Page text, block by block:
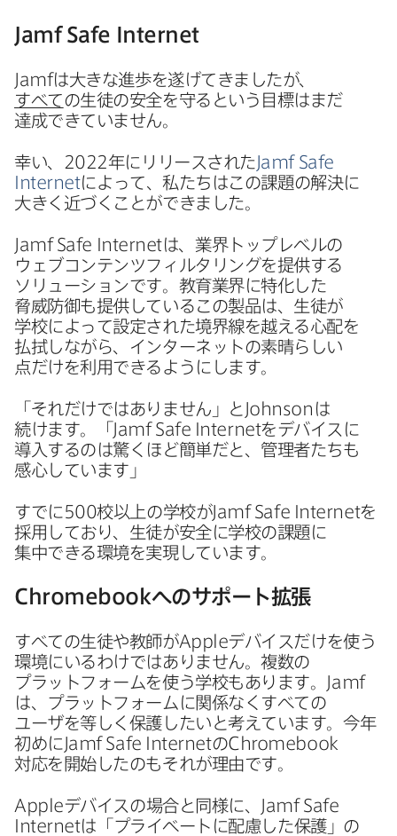
Jamf Safe Internet
Jamfは​大きな​進歩を​遂げてきましたが、
すべての​生徒の​安全を​守ると​いう​目標は​まだ​
達成できていません。
幸い、 2022年に​リリースされた Jamf Safe
Internetに​よって、​私たちは​この​課題の​解決に​
大きく​近づく​ことができました。
Jamf Safe Internetは、​業界トップレベルの​
ウェブコンテンツフィルタリングを​提供する​
ソリューションです。​教育業界に​特化した​
脅威防御も​提供している​この​製品は、​生徒が​
学校に​よって​設定された​境界線を​越える​心配を​
払拭しながら、​インターネットの​素晴らしい​
点だけを​利用できるようにします。
「それだけでは​ありません」と Johnson は​
続けます。​「
Jamf Safe Internetを​デバイスに​
導入するのは​驚く​ほど​簡単だと、​管理者たちも​
感心しています」
すでに 500校以上の​学校がJamf Safe Internetを​
採用しており、​生徒が​安全に​学校の​課題に​
集中できる​環境を​実現しています。
Chromebookへの​サポート拡張
すべての​生徒や​教師がAppleデバイスだけを​使う​
環境に​いるわけでは​ありません。​複数の​
プラットフォームを​使う​学校も​あります。
Jamf
は、​プラットフォームに​関係なく​すべての​
ユーザを​等しく​保護したいと​考えています。​今年​
初めに Jamf Safe InternetのChromebook
対応を​開始したのも​それが​理由です。
Appleデバイスの​場合と​同様に、
Jamf Safe
Internetは​「プライベートに​配慮した​保護」の​